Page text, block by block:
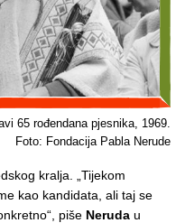
65 rođendana pjesnika, 1969.
Foto: Fondacija Pabla Nerude
kralja. „Tijekom
kao kandidata, ali taj se
piše Neruda u